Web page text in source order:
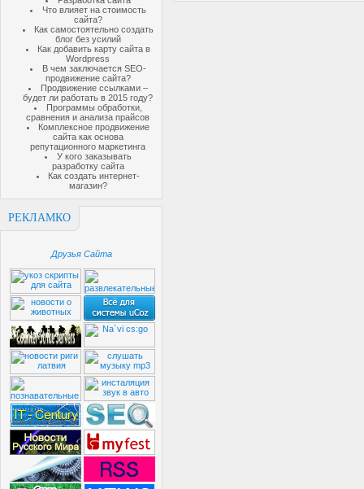
Что влияет на стоимость
сайта?
Как самостоятельно создать
блог без усилий
Как добавить карту сайта в
Wordpress
В чем заключается SEO-
продвижение сайта?
Продвижение ссылками –
будет ли работать в 2015 году?
Программы обработки,
сравнения и анализа прайсов
Комплексное продвижение
сайта как основа
репутационного маркетинга
У кого заказывать
разработку сайта
Как создать интернет-
магазин?
РЕКЛАМКО
Друзья Сайта